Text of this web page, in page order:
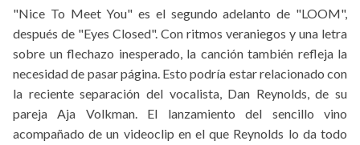
"Nice To Meet You" es el segundo adelanto de "LOOM",
después de "Eyes Closed". Con ritmos veraniegos y una letra
sobre un flechazo inesperado, la canción también refleja la
necesidad de pasar página. Esto podría estar relacionado con
la reciente separación del vocalista, Dan Reynolds, de su
pareja Aja Volkman. El lanzamiento del sencillo vino
acompañado de un videoclip en el que Reynolds lo da todo